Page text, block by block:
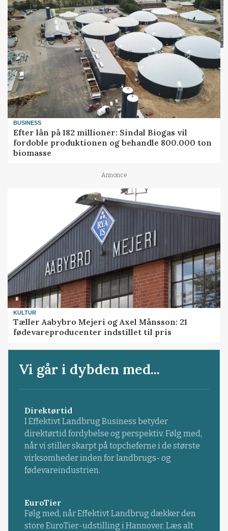
BUSINESS
Efter lån på 182 millioner: Sindal Biogas vil
fordoble produktionen og behandle 800.000 ton
biomasse
Annonce
KULTUR
Tæller Aabybro Mejeri og Axel Månsson: 21
fødevareproducenter indstillet til pris
Vi går i dybden med...
Direktørtid
I Effektivt Landbrug Business betyder
direktørtid fordybelse og perspektiv. Følg med,
når vi stiller skarpt på topcheferne i de største
virksomheder inden for landbrugs- og
fødevareindustrien.
EuroTier
Følg med, når Effektivt Landbrug dækker den
store EuroTier-udstilling i Hannover. Læs alt